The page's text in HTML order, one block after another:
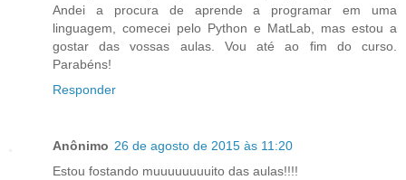
Andei a procura de aprende a programar em uma
linguagem, comecei pelo Python e MatLab, mas estou a
gostar das vossas aulas. Vou até ao fim do curso.
Parabéns!
Responder
Anônimo 26 de agosto de 2015 às 11:20
Estou fostando muuuuuuuuito das aulas!!!!